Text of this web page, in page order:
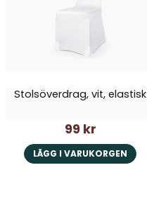
Stolsöverdrag, vit, elastisk
99 kr
LÄGG I VARUKORGEN